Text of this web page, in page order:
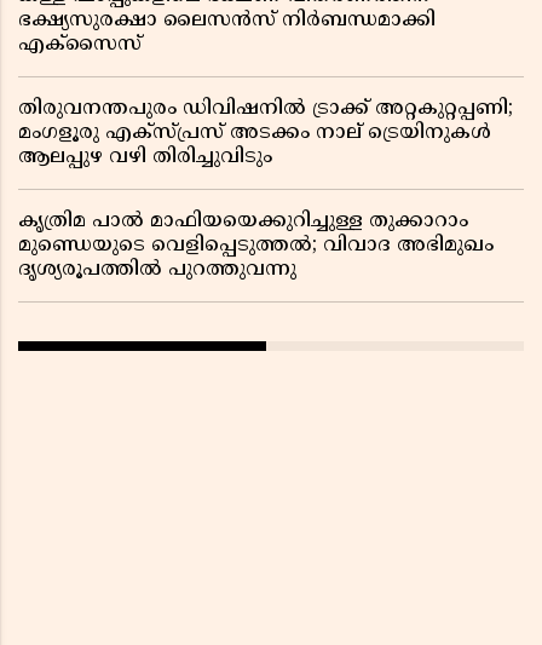
ഭക്ഷ്യസുരക്ഷാ ലൈസൻസ് നിർബന്ധമാക്കി
എക്സൈസ്
തിരുവനന്തപുരം ഡിവിഷനിൽ ട്രാക്ക് അറ്റകുറ്റപ്പണി;
മംഗളൂരു എക്സ്പ്രസ് അടക്കം നാല് ട്രെയിനുകൾ
ആലപ്പുഴ വഴി തിരിച്ചുവിടും
കൃത്രിമ പാൽ മാഫിയയെക്കുറിച്ചുള്ള തുക്കാറാം
മുണ്ഡെയുടെ വെളിപ്പെടുത്തൽ; വിവാദ അഭിമുഖം
ദൃശ്യരൂപത്തിൽ പുറത്തുവന്നു